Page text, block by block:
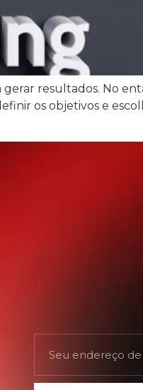
resultados. No
os objetivos e